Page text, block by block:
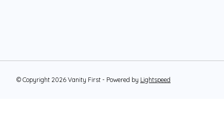
© Copyright 2026 Vanity First - Powered by Lightspeed